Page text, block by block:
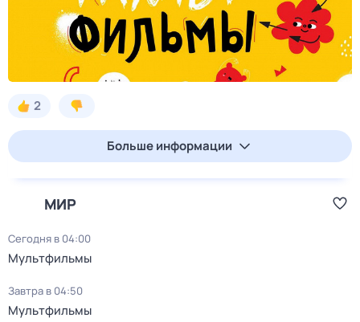
2
Больше информации
МИР
Сегодня в 04:00
Мультфильмы
Завтра в 04:50
Мультфильмы